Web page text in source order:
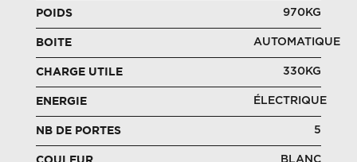
POIDS 970KG
BOITE AUTOMATIQUE
CHARGE UTILE 330KG
ENERGIE ÉLECTRIQUE
NB DE PORTES 5
BLANC